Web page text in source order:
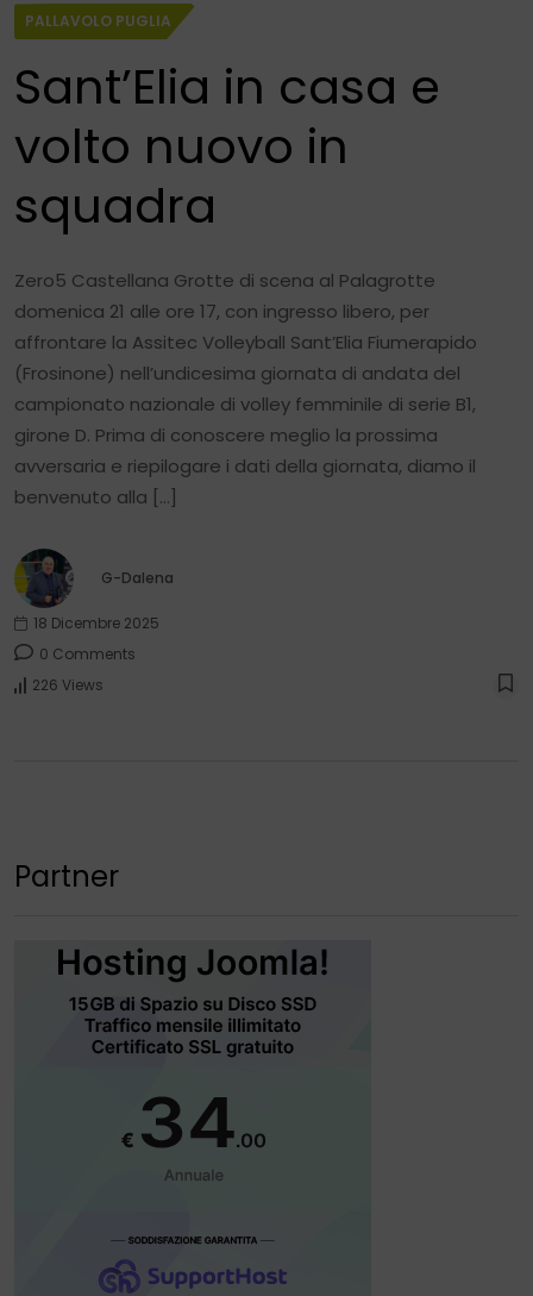
PALLAVOLO PUGLIA
Sant’Elia in casa e
volto nuovo in
squadra
Zero5 Castellana Grotte di scena al Palagrotte
domenica 21 alle ore 17, con ingresso libero, per
affrontare la Assitec Volleyball Sant’Elia Fiumerapido
(Frosinone) nell’undicesima giornata di andata del
campionato nazionale di volley femminile di serie B1,
girone D. Prima di conoscere meglio la prossima
avversaria e riepilogare i dati della giornata, diamo il
benvenuto alla […]
G-Dalena
18 Dicembre 2025
0 Comments
226 Views
Partner